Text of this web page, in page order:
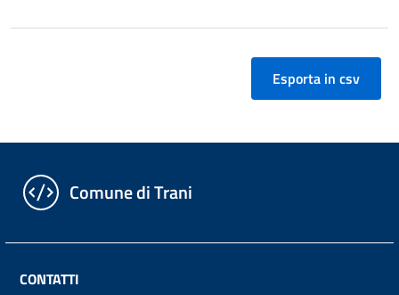
Comune di Trani
CONTATTI